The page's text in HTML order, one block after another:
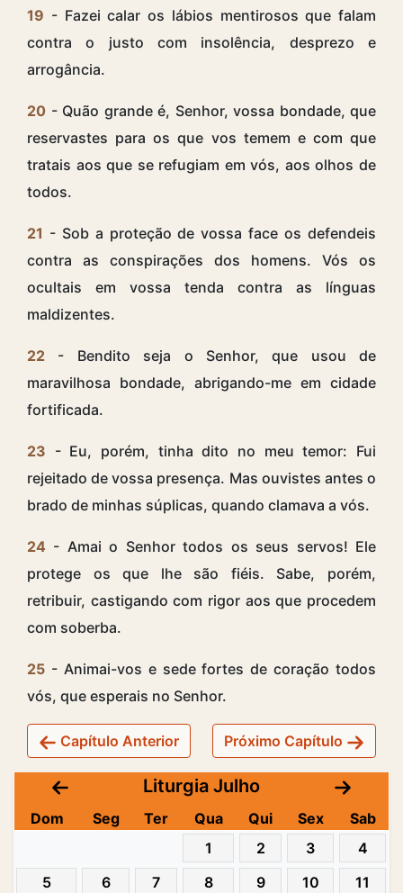
19 - Fazei calar os lábios mentirosos que falam
contra o justo com insolência, desprezo e
arrogância.
20 - Quão grande é, Senhor, vossa bondade, que
reservastes para os que vos temem e com que
tratais aos que se refugiam em vós, aos olhos de
todos.
21 - Sob a proteção de vossa face os defendeis
contra as conspirações dos homens. Vós os
ocultais em vossa tenda contra as línguas
maldizentes.
22 - Bendito seja o Senhor, que usou de
maravilhosa bondade, abrigando-me em cidade
fortificada.
23 - Eu, porém, tinha dito no meu temor: Fui
rejeitado de vossa presença. Mas ouvistes antes o
brado de minhas súplicas, quando clamava a vós.
24 - Amai o Senhor todos os seus servos! Ele
protege os que lhe são fiéis. Sabe, porém,
retribuir, castigando com rigor aos que procedem
com soberba.
25 - Animai-vos e sede fortes de coração todos
vós, que esperais no Senhor.
Capítulo Anterior Próximo Capítulo
Liturgia Julho
Dom Seg Ter Qua Qui Sex
Sab
1
2 3
4
5
6 7 8 9 10
11